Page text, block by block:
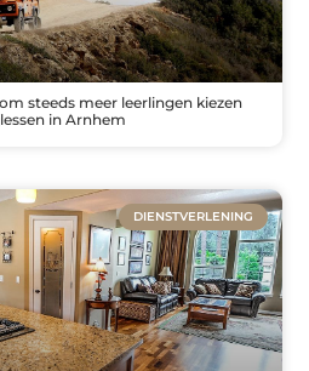
steeds meer leerlingen kiezen
in Arnhem
DIENSTVERLENING